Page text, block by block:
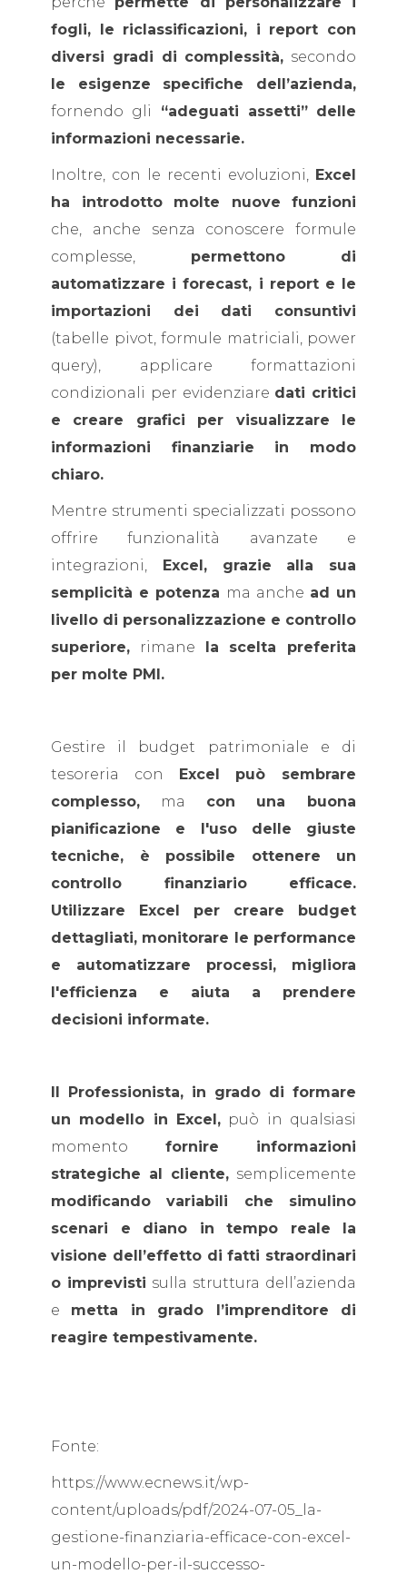
fogli, le riclassificazioni, i report con
diversi gradi di complessità, secondo
le esigenze specifiche dell’azienda,
fornendo gli “adeguati assetti” delle
informazioni necessarie.
Inoltre, con le recenti evoluzioni, Excel
ha introdotto molte nuove funzioni
che, anche senza conoscere formule
complesse, permettono di
automatizzare i forecast, i report e le
importazioni dei dati consuntivi
(tabelle pivot, formule matriciali, power
query), applicare formattazioni
condizionali per evidenziare dati critici
e creare grafici per visualizzare le
informazioni finanziarie in modo
chiaro.
Mentre strumenti specializzati possono
offrire funzionalità avanzate e
integrazioni, Excel, grazie
alla sua
semplicità e potenza ma anche ad un
livello di personalizzazione e controllo
superiore, rimane
la scelta preferita
per molte PMI.
Gestire il budget patrimoniale e di
tesoreria con
Excel può sembrare
complesso, ma con una buona
pianificazione e l'uso delle giuste
tecniche, è possibile ottenere un
controllo finanziario efficace.
Utilizzare Excel per creare budget
dettagliati, monitorare le performance
e automatizzare processi, migliora
l'efficienza e aiuta a prendere
decisioni informate.
Il Professionista, in grado di formare
un modello in Excel, può in qualsiasi
momento fornire informazioni
strategiche al cliente, semplicemente
modificando variabili che simulino
scenari e diano in tempo reale la
visione dell’effetto di fatti straordinari
o imprevisti sulla struttura dell’azienda
e metta in grado l’imprenditore di
reagire tempestivamente.
Fonte:
https://www.ecnews.it/wp-
content/uploads/pdf/2024-07-05_la-
gestione-finanziaria-efficace-con-excel-
un-modello-per-il-successo-